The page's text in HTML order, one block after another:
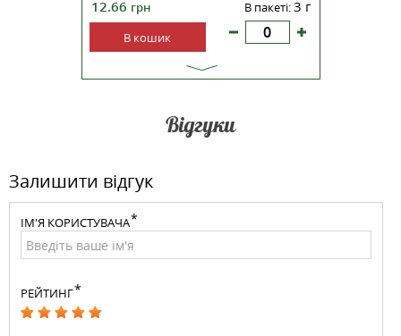
12.66 грн В пакеті:3 г
В кошик
Відгуки
Залишити відгук
ІМ'Я КОРИСТУВАЧА
РЕЙТИНГ